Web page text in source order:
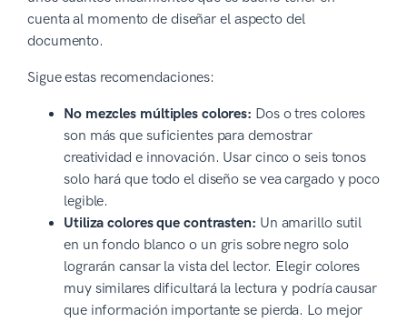
cuenta al momento de diseñar el aspecto del
documento.
Sigue estas recomendaciones:
No mezcles múltiples colores: Dos o tres colores
son más que suficientes para demostrar
creatividad e innovación. Usar cinco o seis tonos
solo hará que todo el diseño se vea cargado y poco
legible.
Utiliza colores que contrasten: Un amarillo sutil
en un fondo blanco o un gris sobre negro solo
lograrán cansar la vista del lector. Elegir colores
muy similares dificultará la lectura y podría causar
que información importante se pierda. Lo mejor